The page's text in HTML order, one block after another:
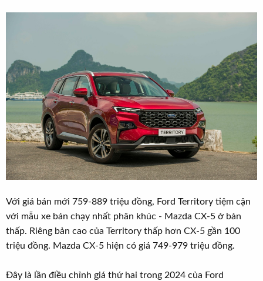
Với giá bán mới 759-889 triệu đồng, Ford Territory tiệm cận
với mẫu xe bán chạy nhất phân khúc - Mazda CX-5 ở bản
thấp. Riêng bản cao của Territory thấp hơn CX-5 gần 100
triệu đồng. Mazda CX-5 hiện có giá 749-979 triệu đồng.
Đây là lần điều chỉnh giá thứ hai trong 2024 của Ford